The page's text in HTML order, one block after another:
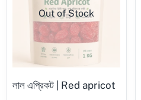
Out of Stock
লাল এপ্রিকট | Red apricot